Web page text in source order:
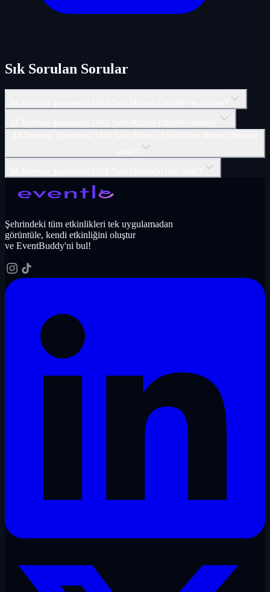
Sık Sorulan Sorular
Şehrindeki tüm etkinlikleri tek uygulamadan
görüntüle, kendi etkinliğini oluştur
ve EventBuddy'ni bul!